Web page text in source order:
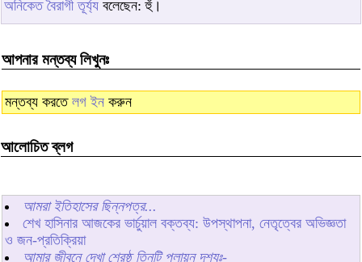
অনিকেত বৈরাগী তূর্য্য বলেছেন: হুঁ।
আপনার মন্তব্য লিখুনঃ
মন্তব্য করতে লগ ইন করুন
আলোচিত ব্লগ
আমরা ইতিহাসের ছিন্নপত্র...
শেখ হাসিনার আজকের ভার্চুয়াল বক্তব্য: উপস্থাপনা, নেতৃত্বের অভিজ্ঞতা
ও জন-প্রতিক্রিয়া
আমার জীবনে দেখা শ্রেষ্ঠ তিনটি পলায়ন দৃশ্যঃ-